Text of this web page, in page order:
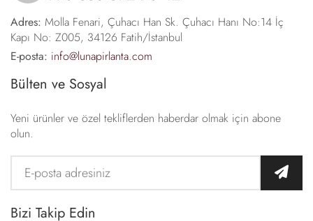
Adres: Molla Fenari, Çuhacı Han Sk. Çuhacı Hanı No:14 İç
Kapı No: Z005, 34126 Fatih/İstanbul
E-posta: info@lunapirlanta.com
Bülten ve Sosyal
Yeni ürünler ve özel tekliflerden haberdar olmak için abone
olun.
Bizi Takip Edin